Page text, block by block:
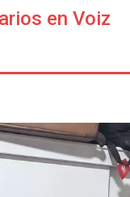
en Voiz